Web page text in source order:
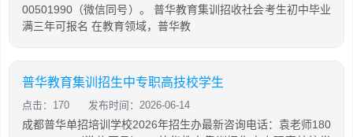
00501990（微信同号）。 普华教育集训招收社会考生初中毕业
满三年可报名 在教育领域，普华教
普华教育集训招生中专职高技校学生
点击：170 发布时间：2026-06-14
成都普华单招培训学校2026年招生办最新咨询电话：袁老师180